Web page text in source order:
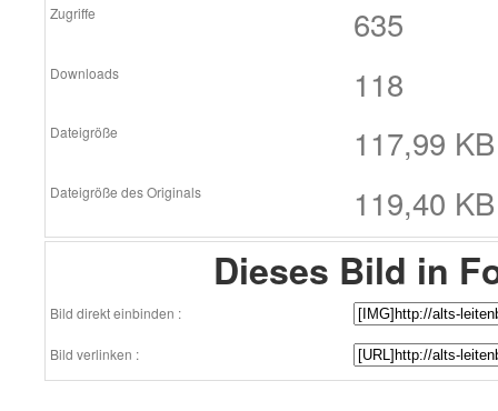
Zugriffe 635
Downloads 118
Dateigröße 117,99
Dateigröße des Originals 119,40
Dieses Bild in
Bild direkt einbinden :
Bild verlinken :